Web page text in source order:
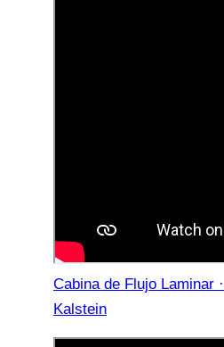
Cabina de Flujo Laminar ·
Kalstein